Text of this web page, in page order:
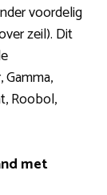
voordelig
zeil). Dit
Roobol,
met